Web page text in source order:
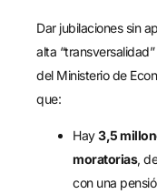
Dar jubilaciones sin
alta
del Ministerio de
que:
Hay3,5
moratorias,
con una